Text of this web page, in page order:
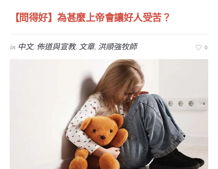
【問得好】為甚麼上帝會讓好人受苦？
in 中文, 佈道與宣教,文章, 洪順強牧師 0